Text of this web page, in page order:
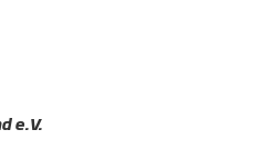
e.V.